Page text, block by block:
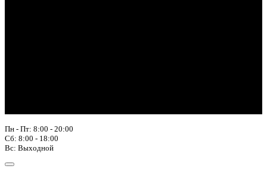
Пн - Пт: 8:00 - 20:00
Сб: 8:00 - 18:00
Вс: Выходной